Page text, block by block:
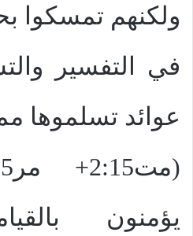
ولكنهم تمسكوا
في التفسير
عوائد تسلموها
يؤمنون